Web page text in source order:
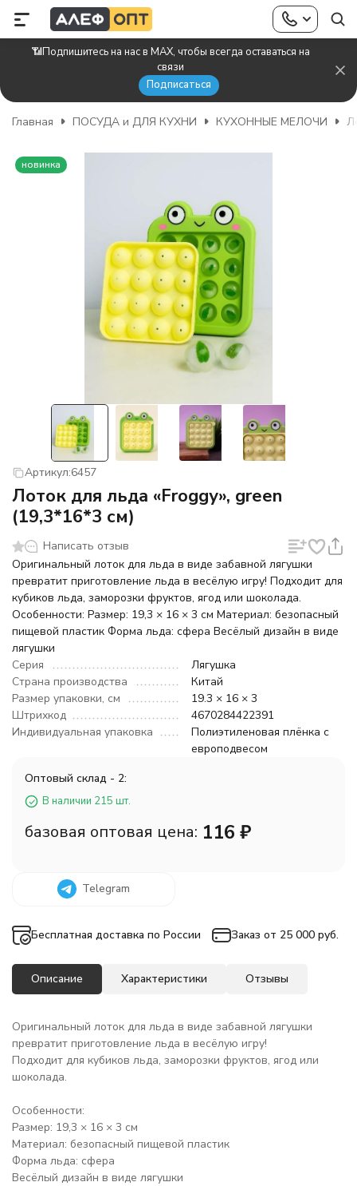
📶Подпишитесь на нас в MAX, чтобы всегда оставаться на
связи
Подписаться
Главная ПОСУДА и ДЛЯ КУХНИ КУХОННЫЕ МЕЛОЧИ
новинка
Артикул:6457
Лоток для льда «Froggy», green
(19,3*16*3 см)
Написать отзыв
Оригинальный лоток для льда в виде забавной лягушки
превратит приготовление льда в весёлую игру! Подходит для
кубиков льда, заморозки фруктов, ягод или шоколада.
Особенности: Размер: 19,3 × 16 × 3 см Материал: безопасный
пищевой пластик Форма льда: сфера Весёлый дизайн в виде
лягушки
Серия
Лягушка
Страна производства
Китай
Размер упаковки, см
19.3 × 16 × 3
Штрихкод
4670284422391
Индивидуальная упаковка
Полиэтиленовая плёнка с
европодвесом
Оптовый склад - 2:
В наличии 215 шт.
базовая оптовая цена: 116 ₽
Telegram
Бесплатная доставка по России Заказ от 25 000 руб.
Описание Характеристики Отзывы
Оригинальный лоток для льда в виде забавной лягушки
превратит приготовление льда в весёлую игру!
Подходит для кубиков льда, заморозки фруктов, ягод или
шоколада.
Особенности:
Размер: 19,3 × 16 × 3 см
Материал: безопасный пищевой пластик
Форма льда: сфера
Весёлый дизайн в виде лягушки